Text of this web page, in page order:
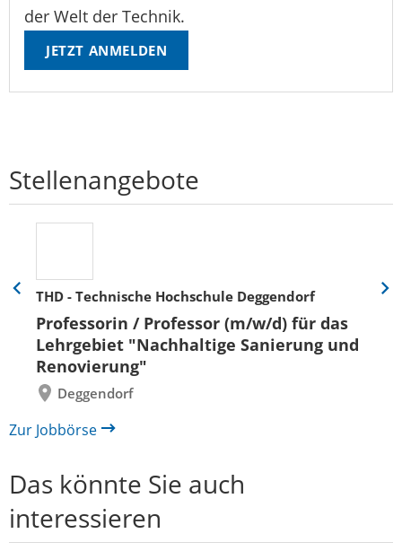
der Welt der Technik.
JETZT ANMELDEN
Stellenangebote
THD - Technische Hochschule Deggendorf
Professorin / Professor (m/w/d) für das
Lehrgebiet "Nachhaltige Sanierung und
Renovierung"
Deggendorf
Eine
zurück
Eine
Zur Jobbörse
Das könnte Sie auch
interessieren